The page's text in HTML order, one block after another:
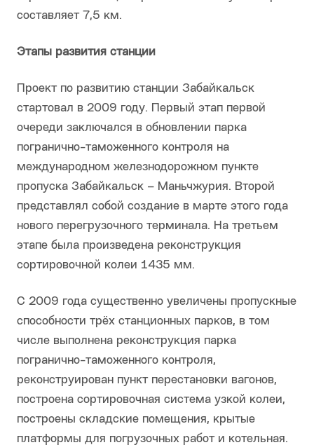
составляет 7,5 км.
Этапы развития станции
Проект по развитию станции Забайкальск
стартовал в 2009 году. Первый этап первой
очереди заключался в обновлении парка
погранично-таможенного контроля на
международном железнодорожном пункте
пропуска Забайкальск – Маньчжурия. Второй
представлял собой создание в марте этого года
нового перегрузочного терминала. На третьем
этапе была произведена реконструкция
сортировочной колеи 1435 мм.
С 2009 года существенно увеличены пропускные
способности трёх станционных парков, в том
числе выполнена реконструкция парка
погранично-таможенного контроля,
реконструирован пункт перестановки вагонов,
построена сортировочная система узкой колеи,
построены складские помещения, крытые
платформы для погрузочных работ и котельная.